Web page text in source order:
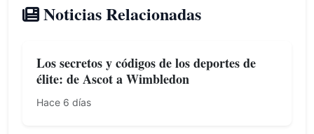
Noticias Relacionadas
Los secretos y códigos de los deportes de
élite: de Ascot a Wimbledon
Hace 6 días